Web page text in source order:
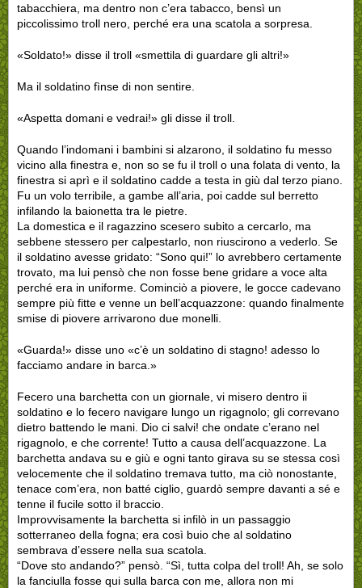
tabacchiera, ma dentro non c’era tabacco, bensì un
piccolissimo troll nero, perché era una scatola a sorpresa.
«Soldato!» disse il troll «smettila di guardare gli altri!»
Ma il soldatino fìnse di non sentire.
«Aspetta domani e vedrai!» gli disse il troll.
Quando l’indomani i bambini si alzarono, il soldatino fu messo
vicino alla finestra e, non so se fu il troll o una folata di vento, la
finestra si aprì e il soldatino cadde a testa in giù dal terzo piano.
Fu un volo terribile, a gambe all’aria, poi cadde sul berretto
infilando la baionetta tra le pietre.
La domestica e il ragazzino scesero subito a cercarlo, ma
sebbene stessero per calpestarlo, non riuscirono a vederlo. Se
il soldatino avesse gridato: “Sono qui!” lo avrebbero certamente
trovato, ma lui pensò che non fosse bene gridare a voce alta
perché era in uniforme. Cominciò a piovere, le gocce cadevano
sempre più fitte e venne un bell’acquazzone: quando finalmente
smise di piovere arrivarono due monelli.
«Guarda!» disse uno «c’è un soldatino di stagno! adesso lo
facciamo andare in barca.»
Fecero una barchetta con un giornale, vi misero dentro ii
soldatino e lo fecero navigare lungo un rigagnolo; gli correvano
dietro battendo le mani. Dio ci salvi! che ondate c’erano nel
rigagnolo, e che corrente! Tutto a causa dell’acquazzone. La
barchetta andava su e giù e ogni tanto girava su se stessa così
velocemente che il soldatino tremava tutto, ma ciò nonostante,
tenace com’era, non batté ciglio, guardò sempre davanti a sé e
tenne il fucile sotto il braccio.
Improvvisamente la barchetta si infilò in un passaggio
sotterraneo della fogna; era così buio che al soldatino
sembrava d’essere nella sua scatola.
“Dove sto andando?” pensò. “Sì, tutta colpa del troll! Ah, se solo
la fanciulla fosse qui sulla barca con me, allora non mi